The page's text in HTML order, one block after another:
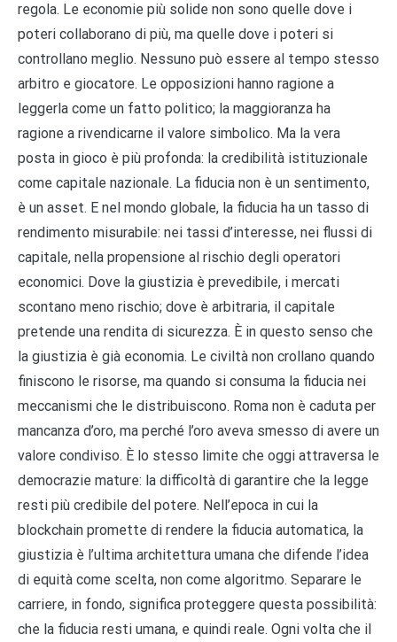
regola. Le economie più solide non sono quelle dove i
poteri collaborano di più, ma quelle dove i poteri si
controllano meglio. Nessuno può essere al tempo stesso
arbitro e giocatore. Le opposizioni hanno ragione a
leggerla come un fatto politico; la maggioranza ha
ragione a rivendicarne il valore simbolico. Ma la vera
posta in gioco è più profonda: la credibilità istituzionale
come capitale nazionale. La fiducia non è un sentimento,
è un asset. E nel mondo globale, la fiducia ha un tasso di
rendimento misurabile: nei tassi d’interesse, nei flussi di
capitale, nella propensione al rischio degli operatori
economici. Dove la giustizia è prevedibile, i mercati
scontano meno rischio; dove è arbitraria, il capitale
pretende una rendita di sicurezza. È in questo senso che
la giustizia è già economia. Le civiltà non crollano quando
finiscono le risorse, ma quando si consuma la fiducia nei
meccanismi che le distribuiscono. Roma non è caduta per
mancanza d’oro, ma perché l’oro aveva smesso di avere un
valore condiviso. È lo stesso limite che oggi attraversa le
democrazie mature: la difficoltà di garantire che la legge
resti più credibile del potere. Nell’epoca in cui la
blockchain promette di rendere la fiducia automatica, la
giustizia è l’ultima architettura umana che difende l’idea
di equità come scelta, non come algoritmo. Separare le
carriere, in fondo, significa proteggere questa possibilità:
che la fiducia resti umana, e quindi reale. Ogni volta che il